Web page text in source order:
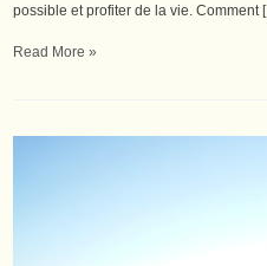
possible et profiter de la vie. Comment
Read More »